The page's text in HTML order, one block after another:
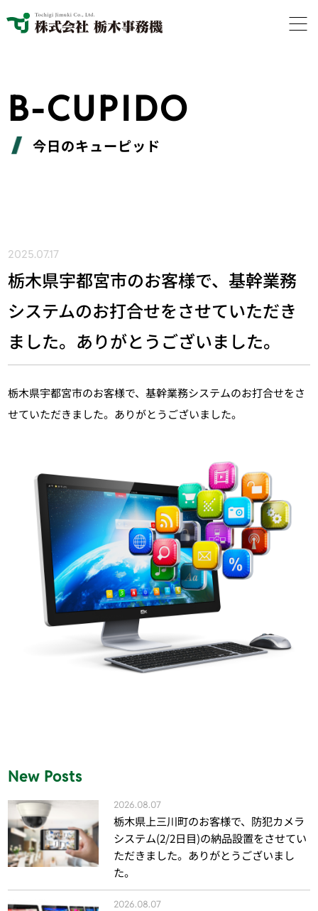
B-CUPIDO
今日のキューピッド
2025.07.17
栃木県宇都宮市のお客様で、基幹業務
システムのお打合せをさせていただき
ました。ありがとうございました。
栃木県宇都宮市のお客様で、基幹業務システムのお打合せをさ
せていただきました。ありがとうございました。
New Posts
2026.08.07
栃木県上三川町のお客様で、防犯カメラ
システム(2/2日目)の納品設置をさせてい
ただきました。ありがとうございまし
た。
2026.08.07